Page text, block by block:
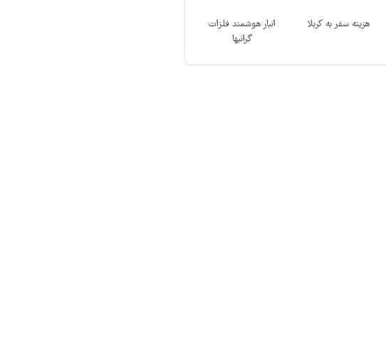
هزینه سفر به کربلا
انبار هوشمند فلزات
گرانبها